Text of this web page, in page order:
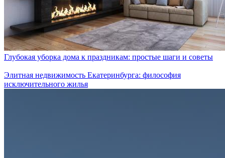
Глубокая уборка дома к праздникам: простые шаги и советы
Элитная недвижимость Екатеринбурга: философия
исключительного жилья